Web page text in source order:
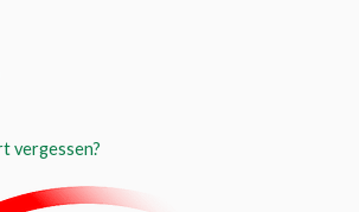
vergessen?